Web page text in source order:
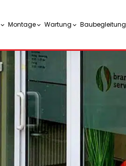
Montage Wartung Baubegleitung